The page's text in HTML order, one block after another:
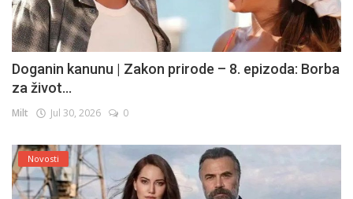
Doganin kanunu | Zakon prirode – 8. epizoda: Borba
za život...
Milt Jul 30, 2026 0
Novosti